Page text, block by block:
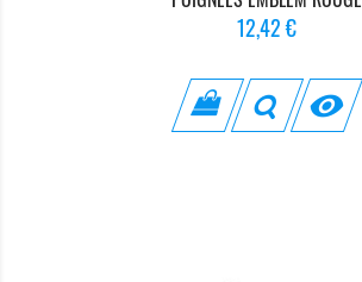
Prix
12,42 €
